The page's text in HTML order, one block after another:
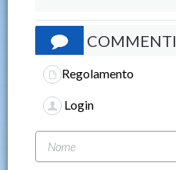
COMMENTI
Regolamento
Login